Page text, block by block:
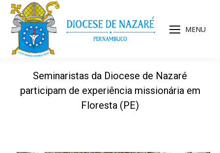
MENU
Seminaristas da Diocese de Nazaré
participam de experiência missionária em
Floresta (PE)